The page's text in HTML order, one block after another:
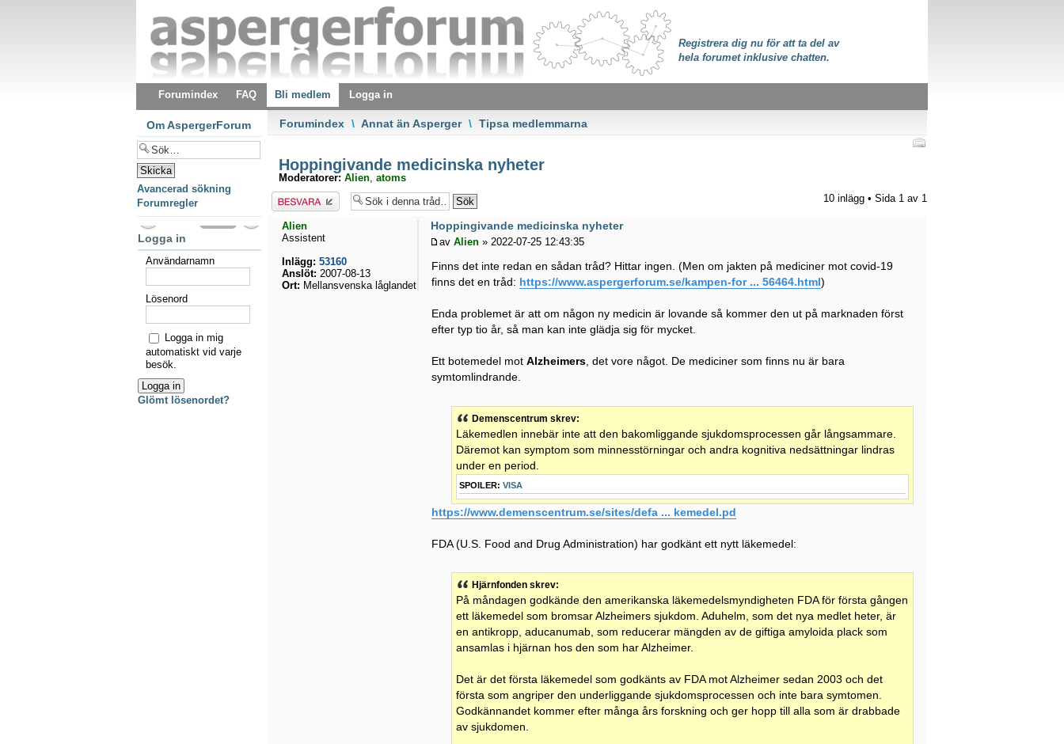
Registrera dig nu för att ta del av
hela forumet inklusive chatten.
Forumindex FAQ Bli medlem Logga in
Forumindex \ Annat än Asperger \ Tipsa medlemmarna
Hoppingivande medicinska nyheter
Moderatorer: Alien, atoms
Besvara
10 inlägg • Sida 1 av 1
Hoppingivande medicinska nyheter
avAlien » 2022-07-25 12:43:35
Finns det inte redan en sådan tråd? Hittar ingen. (Men om jakten på mediciner mot covid-19
finns det en tråd: https://www.aspergerforum.se/kampen-for ... 56464.html)
Enda problemet är att om någon ny medicin är lovande så kommer den ut på marknaden först
efter typ tio år, så man kan inte glädja sig för mycket.
Ett botemedel motAlzheimers , det vore något. De mediciner som finns nu är bara
symtomlindrande.
Demenscentrum skrev:
Läkemedlen innebär inte att den bakomliggande sjukdomsprocessen går långsammare.
Däremot kan symptom som minnesstörningar och andra kognitiva nedsättningar lindras
under en period.
SPOILER:VISA
https://www.demenscentrum.se/sites/defa ... kemedel.pd
FDA (U.S. Food and Drug Administration) har godkänt ett nytt läkemedel:
Hjärnfonden skrev:
På måndagen godkände den amerikanska läkemedelsmyndigheten FDA för första gången
ett läkemedel som bromsar Alzheimers sjukdom. Aduhelm, som det nya medlet heter, är
en antikropp, aducanumab, som reducerar mängden av de giftiga amyloida plack som
ansamlas i hjärnan hos den som har Alzheimer.
Det är det första läkemedel som godkänts av FDA mot Alzheimer sedan 2003 och det
första som angriper den underliggande sjukdomsprocessen och inte bara symtomen.
Godkännandet kommer efter många års forskning och ger hopp till alla som är drabbade
av sjukdomen.
Alien
Assistent
Inlägg: 53160
Anslöt: 2007-08-13
Ort: Mellansvenska låglandet
Om AspergerForum
Avancerad sökning
Forumregler
Logga in
Användarnamn
Lösenord
Logga in mig
automatiskt vid varje
besök.
Glömt lösenordet?